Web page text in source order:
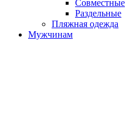
Совместные
Раздельные
Пляжная одежда
Мужчинам